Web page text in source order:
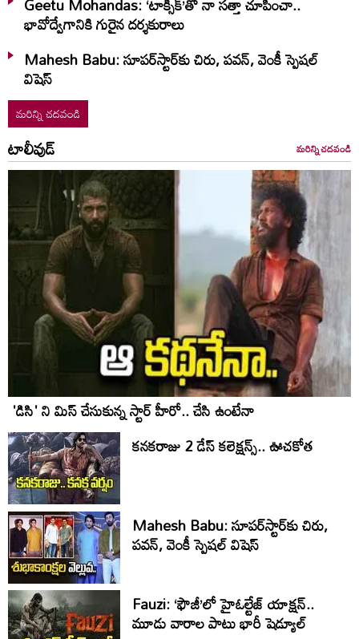
భావోద్వేగానికి గురైన దర్శకురాలు
Mahesh Babu: సూపర్‌స్టార్‌కు చిరు, పవన్‌, వెంకీ స్పెషల్‌
విషెస్‌
మరిన్ని చదవండి
టాలీవుడ్ మరిన్ని చదవండి
'డిసి' ని మిస్ చేసుకున్న స్టార్ హీరో.. చేసి ఉంటేనా
కనకరాజు 2 డేస్ కలెక్షన్స్.. ఊచకోత
Mahesh Babu: సూపర్‌స్టార్‌కు చిరు,
పవన్‌, వెంకీ స్పెషల్‌ విషెస్‌
Fauzi: ‘ఫౌజీ’లో హైఓల్టేజ్‌ యాక్షన్‌..
మూడు వారాల పాటు భారీ షెడ్యూల్‌